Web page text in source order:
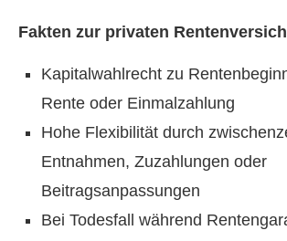
Fakten zur privaten
Kapitalwahlrecht zu
Rente oder Einmalzahlung
Hohe Flexibilität durch
Entnahmen, Zuzahlungen oder
Beitragsanpassungen
Bei Todesfall während